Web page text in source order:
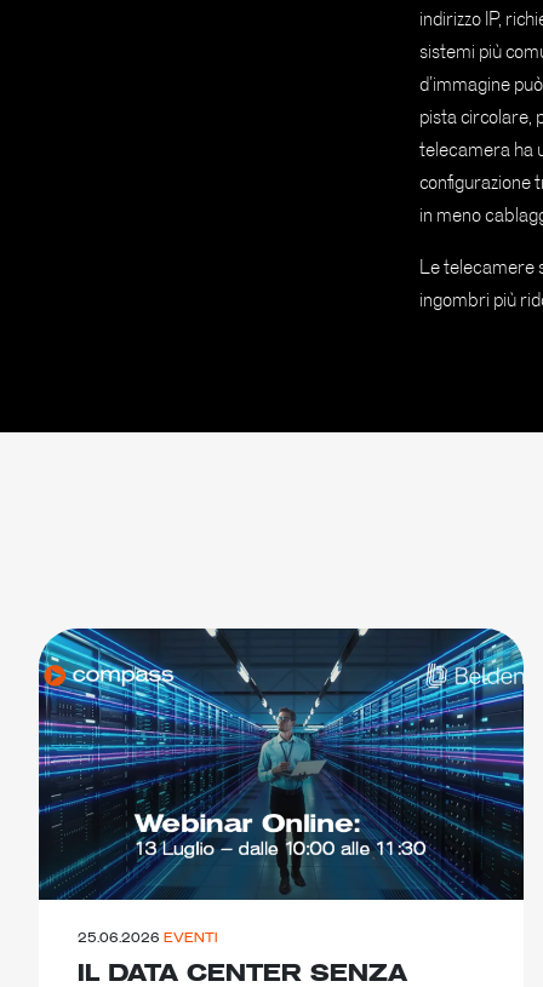
indirizzo IP,
sistemi più
d’immagine
pista circolare,
telecamera ha
configurazione
in meno
Le telecamere
ingombri più
25.06.2026 EVENTI
IL DATA CENTER SENZA